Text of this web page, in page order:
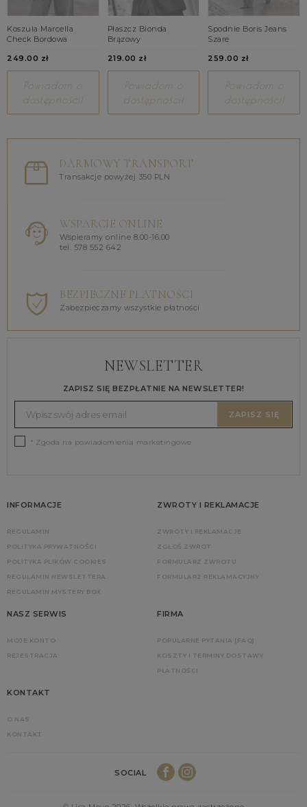
Koszula Marcella
Check Bordowa
249.00 zł
Powiadom o
dostępności!
Płaszcz Bionda
Brązowy
219.00 zł
Powiadom o
dostępności!
Spodnie Boris Jeans
Szare
259.00 zł
Powiadom o
dostępności!
DARMOWY TRANSPORT
Transakcje powyżej 350 PLN
WSPARCIE ONLINE
Wspieramy online 8.00-16.00
tel. 578 552 642
BEZPIECZNE PŁATNOŚCI
Zabezpieczamy wszystkie płatności
NEWSLETTER
ZAPISZ SIĘ BEZPŁATNIE NA NEWSLETTER!
ZAPISZ SIĘ
* Zgoda na powiadomienia marketingowe
INFORMACJE
REGULAMIN
POLITYKA PRYWATNOŚCI
POLITYKA PLIKÓW COOKIES
REGULAMIN NEWSLETTERA
REGULAMIN MYSTERY BOX
ZWROTY I REKLAMACJE
ZWROTY I REKLAMACJE
ZGŁOŚ ZWROT
FORMULARZ ZWROTU
FORMULARZ REKLAMACYJNY
NASZ SERWIS
MOJE KONTO
REJESTRACJA
FIRMA
POPULARNE PYTANIA (FAQ)
KOSZTY I TERMINY DOSTAWY
PŁATNOŚCI
KONTAKT
O NAS
KONTAKT
SOCIAL